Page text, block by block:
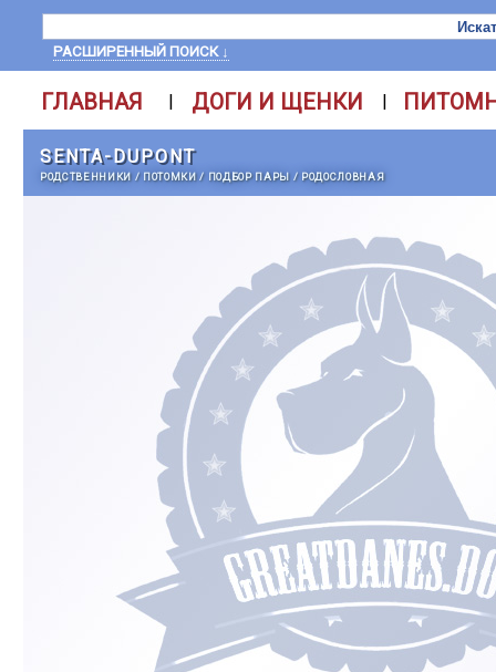
РАСШИРЕННЫЙ ПОИСК ↓
ГЛАВНАЯ | ДОГИ И ЩЕНКИ |
SENTA-DUPONT
РОДСТВЕННИКИ / ПОТОМКИ/ ПОДБОР ПАРЫ / РОДОСЛОВНАЯ